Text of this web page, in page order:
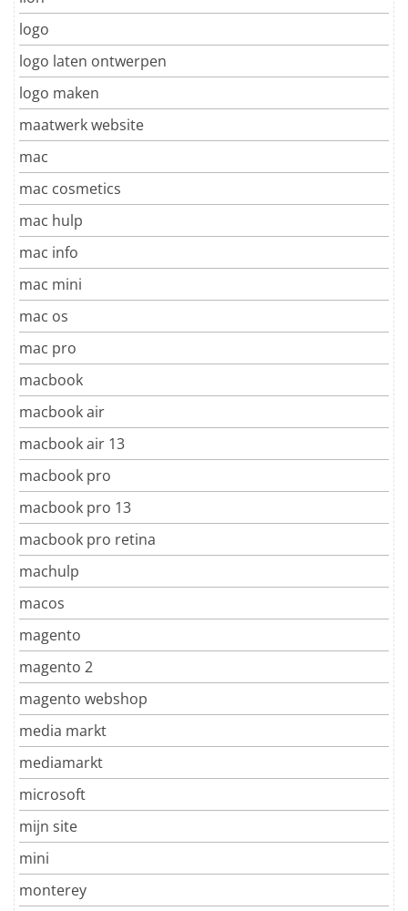
logo
logo laten ontwerpen
logo maken
maatwerk website
mac
mac cosmetics
mac hulp
mac info
mac mini
mac os
mac pro
macbook
macbook air
macbook air 13
macbook pro
macbook pro 13
macbook pro retina
machulp
macos
magento
magento 2
magento webshop
media markt
mediamarkt
microsoft
mijn site
mini
monterey